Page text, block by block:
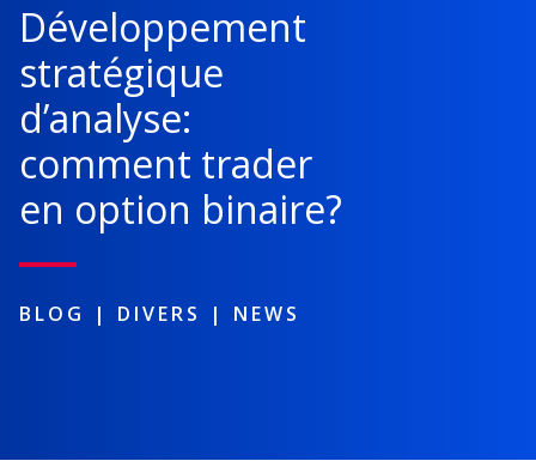
Développement
stratégique
d’analyse:
comment trader
en option binaire?
BLOG | DIVERS | NEWS